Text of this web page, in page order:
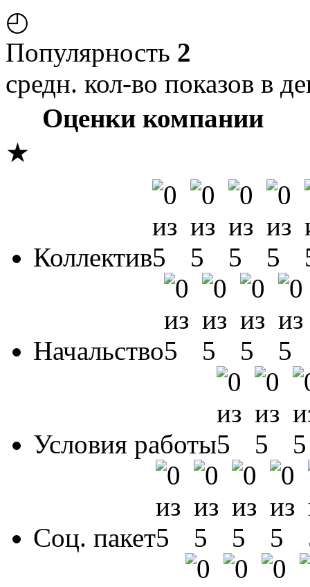
◴
Популярность 2
средн. кол-во показов в
Оценки компании
★
Коллектив
Начальство
Условия работы
Соц. пакет